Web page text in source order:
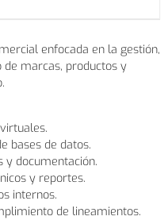
enfocada en la gestión,
marcas, productos y
bases de datos.
y documentación.
y reportes.
internos.
de lineamientos.